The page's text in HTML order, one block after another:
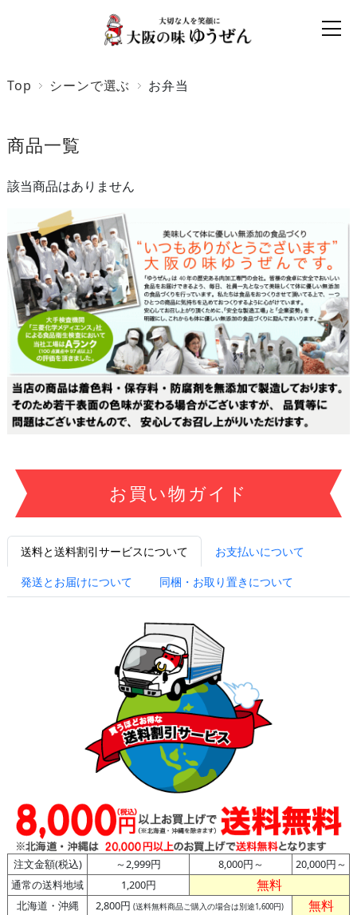
Top シーンで選ぶ お弁当
商品一覧
該当商品はありません
お買い物ガイド
送料と送料割引サービスについて
お支払いについて
発送とお届けについて
同梱・お取り置きについて
注文金額(税込) ～2,999円 8,000円～
20,000円～
通常の送料地域
1,200円 無料
北海道・沖縄 2,800円 (送料無料商品ご購入の場合は別途1,600円) 無料